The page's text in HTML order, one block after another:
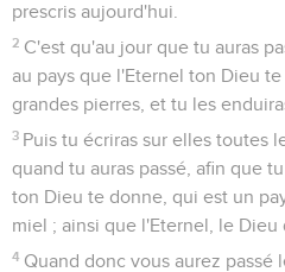
prescris aujourd'hui.
2 C'est qu'au jour que tu auras
au pays que l'Eternel ton Dieu
grandes pierres, et tu les
3 Puis tu écriras sur elles toutes
quand tu auras passé, afin que
ton Dieu te donne, qui est un
miel ; ainsi que l'Eternel, le Dieu
4 Quand donc vous aurez passé